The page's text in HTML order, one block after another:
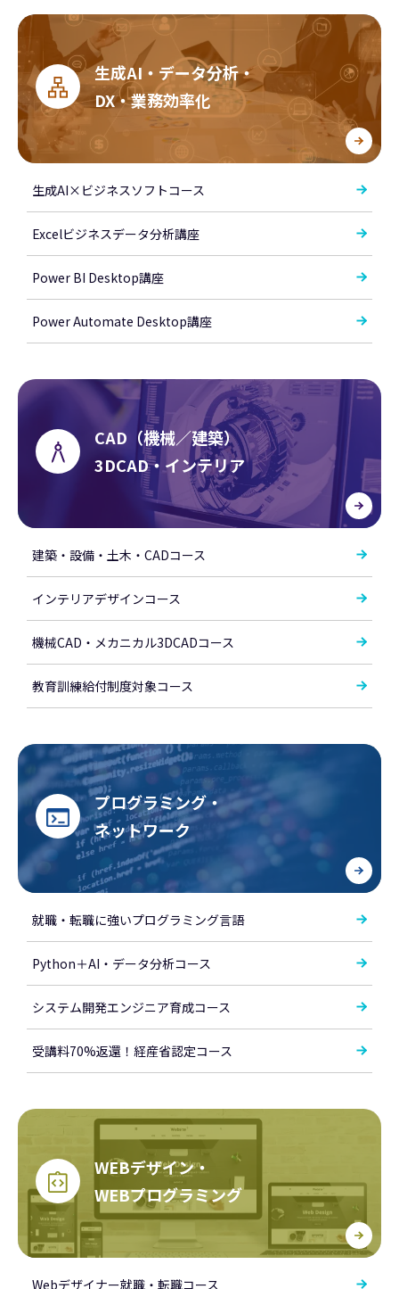
生成AI・データ分析・
DX・業務効率化
生成AI×ビジネスソフトコース
Excelビジネスデータ分析講座
Power BI Desktop講座
Power Automate Desktop講座
CAD（機械／建築）
3DCAD・インテリア
建築・設備・土木・CADコース
インテリアデザインコース
機械CAD・メカニカル3DCADコース
教育訓練給付制度対象コース
プログラミング・
ネットワーク
就職・転職に強いプログラミング言語
Python＋AI・データ分析コース
システム開発エンジニア育成コース
受講料70%返還！経産省認定コース
WEBデザイン・
WEBプログラミング
Webデザイナー就職・転職コース